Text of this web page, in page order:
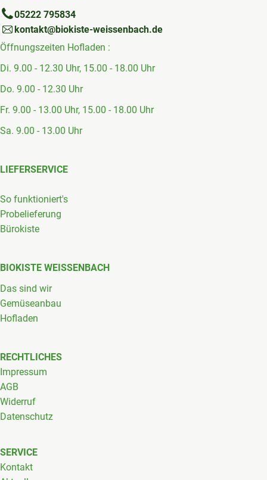
05222 795834
kontakt@biokiste-weissenbach.de
Öffnungszeiten Hofladen :
Di. 9.00 - 12.30 Uhr, 15.00 - 18.00 Uhr
Do. 9.00 - 12.30 Uhr
Fr. 9.00 - 13.00 Uhr, 15.00 - 18.00 Uhr
Sa. 9.00 - 13.00 Uhr
LIEFERSERVICE
So funktioniert's
Probelieferung
Bürokiste
BIOKISTE WEISSENBACH
Das sind wir
Gemüseanbau
Hofladen
RECHTLICHES
Impressum
AGB
Widerruf
Datenschutz
SERVICE
Kontakt